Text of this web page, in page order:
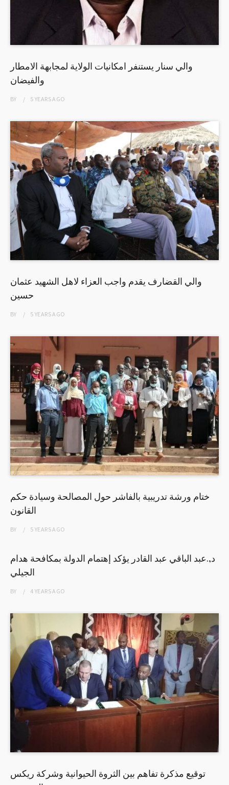
والي سنار يستنفر امكانيات الولاية لمجابهة الامطار
والفيضان
BY 5 YEARSAGO
والي القضارف يقدم واجب العزاء لاهل الشهيد عثمان
حسين
BY 5 YEARSAGO
ختام ورشة تدريبية بالفاشر حول المصالحة وسيادة حكم
القانون
BY 5 YEARSAGO
د,.عبد الباقي عبد القادر يؤكد إهتمام الدولة بمكافحة هدام
الجيلي
BY 4 YEARSAGO
توقيع مذكرة تفاهم بين الثروة الحيوانية وشركة ريكس